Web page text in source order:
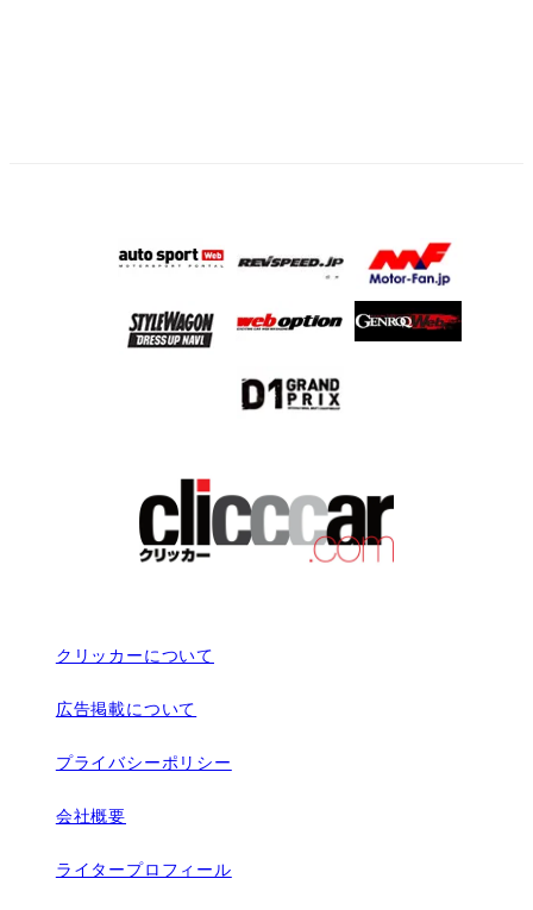
クリッカーについて
広告掲載について
プライバシーポリシー
会社概要
ライタープロフィール